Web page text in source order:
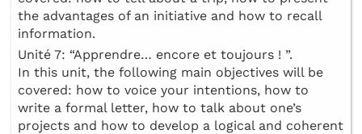
the advantages of an initiative and how to recall
information.
Unité 7: “Apprendre… encore et toujours ! ”.
In this unit, the following main objectives will be
covered: how to voice your intentions, how to
write a formal letter, how to talk about one’s
projects and how to develop a logical and coherent